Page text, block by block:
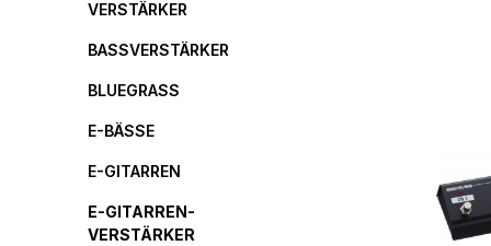
VERSTÄRKER
BASSVERSTÄRKER
BLUEGRASS
E-BÄSSE
E-GITARREN
E-GITARREN-
VERSTÄRKER